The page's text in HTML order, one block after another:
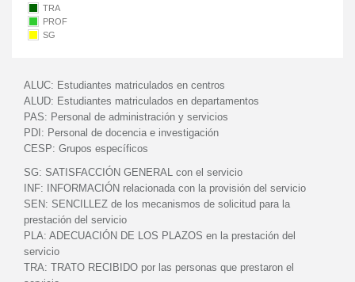
TRA
PROF
SG
ALUC: Estudiantes matriculados en centros
ALUD: Estudiantes matriculados en departamentos
PAS: Personal de administración y servicios
PDI: Personal de docencia e investigación
CESP: Grupos específicos
SG: SATISFACCIÓN GENERAL con el servicio
INF:
INFORMACIÓN relacionada con la provisión del servicio
SEN: SENCILLEZ de los mecanismos de solicitud para la
prestación del servicio
PLA: ADECUACIÓN DE LOS PLAZOS en la prestación del
servicio
TRA: TRATO RECIBIDO por las personas que prestaron el